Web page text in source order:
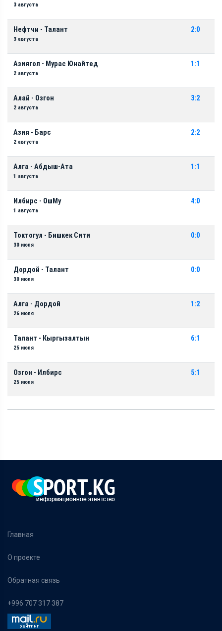
3 августа
Нефтчи - Талант
3 августа
2:0
Азиягол - Мурас Юнайтед
2 августа
1:1
Алай - Озгон
2 августа
3:2
Азия - Барс
2 августа
2:2
Алга - Абдыш-Ата
1 августа
1:1
Илбирс - ОшМу
1 августа
4:0
Токтогул - Бишкек Сити
30 июля
0:0
Дордой - Талант
30 июля
0:0
Алга - Дордой
26 июля
1:2
Талант - Кыргызалтын
25 июля
6:1
Озгон - Илбирс
25 июля
5:1
Главная
О проекте
Обратная связь
+996 707 317 387